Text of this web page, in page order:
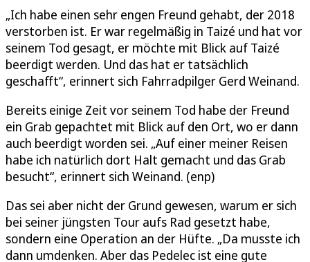
„Ich habe einen sehr engen Freund gehabt, der 2018
verstorben ist. Er war regelmäßig in Taizé und hat vor
seinem Tod gesagt, er möchte mit Blick auf Taizé
beerdigt werden. Und das hat er tatsächlich
geschafft“, erinnert sich Fahrradpilger Gerd Weinand.
Bereits einige Zeit vor seinem Tod habe der Freund
ein Grab gepachtet mit Blick auf den Ort, wo er dann
auch beerdigt worden sei. „Auf einer meiner Reisen
habe ich natürlich dort Halt gemacht und das Grab
besucht“, erinnert sich Weinand. (enp)
Das sei aber nicht der Grund gewesen, warum er sich
bei seiner jüngsten Tour aufs Rad gesetzt habe,
sondern eine Operation an der Hüfte. „Da musste ich
dann umdenken. Aber das Pedelec ist eine gute